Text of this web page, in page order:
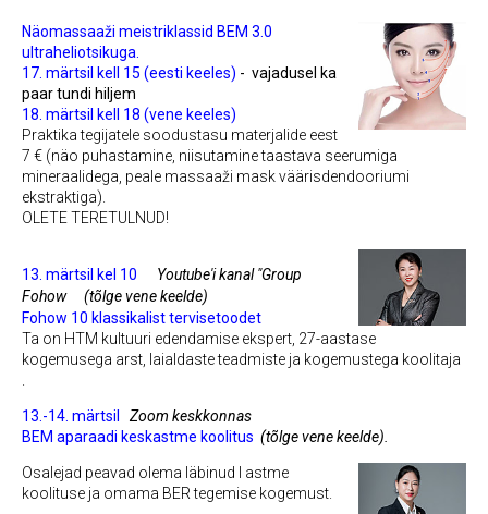
Näomassaaži meistriklassid BEM 3.0
ultraheliotsikuga.
17. märtsil kell 15 (eesti keeles) - vajadusel ka
paar tundi hiljem
18. märtsil kell 18 (vene keeles)
Praktika tegijatele soodustasu materjalide eest
7 € (näo puhastamine, niisutamine taastava seerumiga
mineraalidega, peale massaaži mask väärisdendooriumi
ekstraktiga).
OLETE TERETULNUD!
13. märtsil kel 10
Youtube'i kanal "Group
Fohow
(tõlge vene keelde)
Fohow 10 klassikalist tervisetoodet
Ta on HTM kultuuri edendamise ekspert, 27-aastase
kogemusega arst, laialdaste teadmiste ja kogemustega koolitaja
13.-14. märtsil Zoom keskkonnas
BEM aparaadi keskastme koolitus (tõlge vene keelde).
Osalejad peavad olema läbinud I astme
koolituse ja omama BER tegemise kogemust.